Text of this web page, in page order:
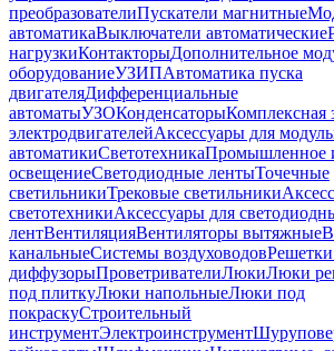
преобразователиПускатели магнитные
автоматикаВыключатели автоматические
нагрузкиКонтакторыДополнительное
оборудованиеУЗИПАвтоматика пуска
двигателяДифференциальные
автоматыУЗОКонденсаторыКомплексная
электродвигателейАксессуары для
автоматикиСветотехникаПромышленное
освещениеСветодиодные лентыТочечные
светильникиТрековые светильники
светотехникиАксессуары для
лентВентиляцияВентиляторы вытяжные
канальныеСистемы воздуховодов
диффузорыПроветривателиЛюкиЛюки
под плиткуЛюки напольныеЛюки под
покраскуСтроительный
инструментЭлектроинструмент